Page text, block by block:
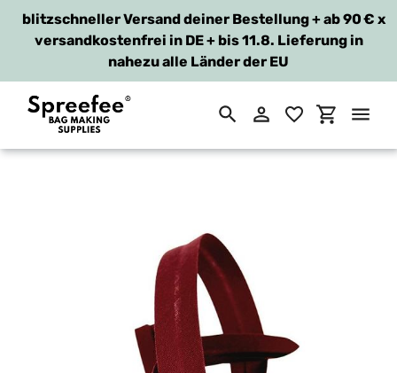
Direkt
blitzschneller Versand deiner Bestellung + ab 90 €
versandkostenfrei in DE + bis 11.8. Lieferung in
nahezu alle Länder der EU
x
SuchenEinloggen